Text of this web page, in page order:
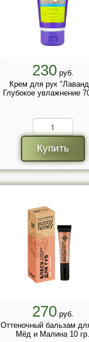
230руб.
Крем для рук
Глубокое увлажнение
Купить
270руб.
Оттеночный бальзам
Мёд и Малина 10 гр.